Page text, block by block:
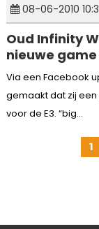
08-06-2010
Oud Infinity
nieuwe
Via een Facebook
gemaakt dat zij
voor de E3. “big...
1